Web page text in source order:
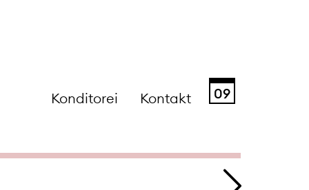
Konditorei Kontakt 09